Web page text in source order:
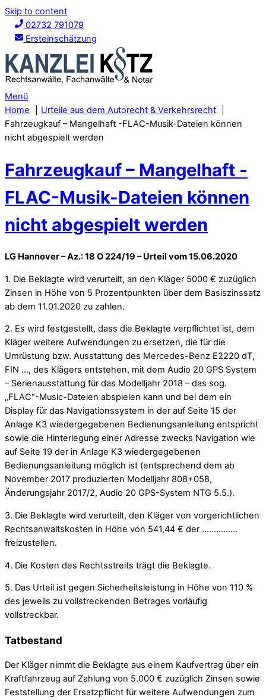
Skip to content
02732 791079
Ersteinschätzung
Menü
Home
Urteile aus dem Autorecht & Verkehrsrecht
Fahrzeugkauf – Mangelhaft -FLAC-Musik-Dateien können
nicht abgespielt werden
Fahrzeugkauf – Mangelhaft -
FLAC-Musik-Dateien können
nicht abgespielt werden
LG Hannover – Az.: 18 O 224/19 – Urteil vom 15.06.2020
1. Die Beklagte wird verurteilt, an den Kläger 5000 € zuzüglich
Zinsen in Höhe von 5 Prozentpunkten über dem Basiszinssatz
ab dem 11.01.2020 zu zahlen.
2. Es wird festgestellt, dass die Beklagte verpflichtet ist, dem
Kläger weitere Aufwendungen zu ersetzen, die für die
Umrüstung bzw. Ausstattung des Mercedes-Benz E2220 dT,
FIN …, des Klägers entstehen, mit dem Audio 20 GPS System
– Serienausstattung für das Modelljahr 2018 – das sog.
„FLAC“-Music-Dateien abspielen kann und bei dem ein
Display für das Navigationssystem in der auf Seite 15 der
Anlage K3 wiedergegebenen Bedienungsanleitung entspricht
sowie die Hinterlegung einer Adresse zwecks Navigation wie
auf Seite 19 der in Anlage K3 wiedergegebenen
Bedienungsanleitung möglich ist (entsprechend dem ab
November 2017 produzierten Modelljahr 808+058,
Änderungsjahr 2017/2, Audio 20 GPS-System NTG 5.5.).
3. Die Beklagte wird verurteilt, den Kläger von vorgerichtlichen
Rechtsanwaltskosten in Höhe von 541,44 € der ……………
freizustellen.
4. Die Kosten des Rechtsstreits trägt die Beklagte.
5. Das Urteil ist gegen Sicherheitsleistung in Höhe von 110 %
des jeweils zu vollstreckenden Betrages vorläufig
vollstreckbar.
Tatbestand
Der Kläger nimmt die Beklagte aus einem Kaufvertrag über ein
Kraftfahrzeug auf Zahlung von 5.000 € zuzüglich Zinsen sowie
Feststellung der Ersatzpflicht für weitere Aufwendungen zum